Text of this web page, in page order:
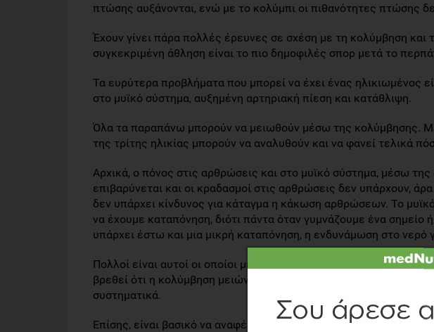
πτώσης αυξάνονται, ενώ με το κολύμπι οι πιθανότητες πτώσης
Έχουν γίνει πάρα πολλές έρευνες σε σχέση με τη κολύμβηση και
συγκεκριμένη άθληση είναι το πιο δημοφιλές σπορ μετά το
Τα ευρύτερα προβλήματα που μπορεί να έχει ένας ηλικιωμένος
στο μυϊκό σύστημα, αυξημένη αρτηριακή πίεση και κατάθλιψη.
Όλα τα παραπάνω μπορούν να μειωθούν μέσω της κολύμβησης.
της τρίτης ηλικίας μπορούν να αναλυθούν και να φανεί τελικά
Αρχικά, ο πόνος στις αρθρώσεις και στο μυϊκό σύστημα, μέσω
επιβαρύνεται και οι κραδασμοί στις αρθρώσεις δεν υπάρχουν,
δεν υπάρχει κίνδυνος για κάταγμα η κάκωση αρθρώσεων. Το
να έχουμε καταπόνηση, διότι πάντα όταν γυμνάζουμε ένα
υπάρχει έστω και μια μικρή καταπόνηση, η ενδυνάμωση στο νερό
Πολλοί είναι αυτοί οι οποίοι μετά από μια ηλικία παρουσιάζουν
βρεθεί ότι η κολύμβηση μειώνει την αυξημένη πίεση αισθητά,
συστηματικά.
Επίσης, είναι βασικό να αναφέρουμε ότι η κατάθλιψη μαστίζει την